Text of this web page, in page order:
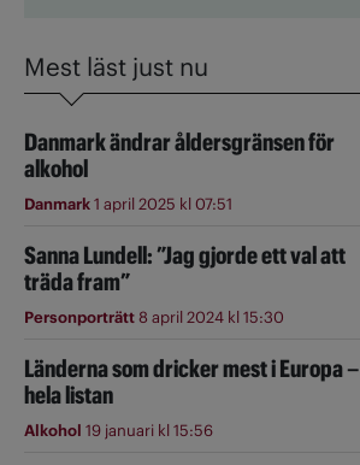
Mest läst just nu
Danmark ändrar åldersgränsen för
alkohol
Danmark1 april 2025 kl 07:51
Sanna Lundell: ”Jag gjorde ett val att
träda fram”
Personporträtt8 april 2024 kl 15:30
Länderna som dricker mest i Europa –
hela listan
Alkohol 19 januari kl 15:56